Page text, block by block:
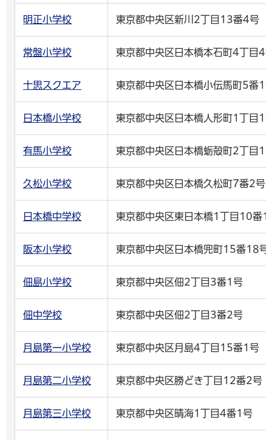
明正小学校 東京都中央区新川2丁目13番4号
常盤小学校 東京都中央区日本橋本石町4丁目4
十思スクエア 東京都中央区日本橋小伝馬町5番1
日本橋小学校 東京都中央区日本橋人形町1丁目1
有馬小学校 東京都中央区日本橋蛎殻町2丁目
久松小学校 東京都中央区日本橋久松町7番2号
日本橋中学校 東京都中央区東日本橋1丁目10番1
阪本小学校 東京都中央区日本橋兜町15番18号
佃島小学校 東京都中央区佃2丁目3番1号
佃中学校 東京都中央区佃2丁目3番2号
月島第一小学校 東京都中央区月島4丁目15番1号
月島第二小学校 東京都中央区勝どき丁目12番2号
月島第三小学校 東京都中央区晴海1丁目4番1号